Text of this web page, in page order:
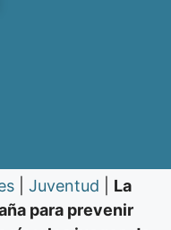
Juventud
La
para prevenir